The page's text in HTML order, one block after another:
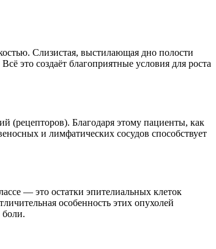
Слизистая, выстилающая дно полости
это создаёт благоприятные условия для роста
(рецепторов). Благодаря этому пациенты, как
и лимфатических сосудов способствует
— это остатки эпителиальных клеток
особенность этих опухолей
боли.